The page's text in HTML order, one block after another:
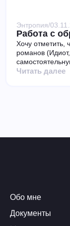
Энтропия/
Работа с
Хочу отметить,
романов
Читать далее
Обо мне
Документы